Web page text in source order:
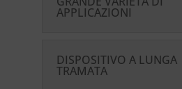
APPLICAZIONI
DISPOSITIVO A LUNGA
TRAMATA